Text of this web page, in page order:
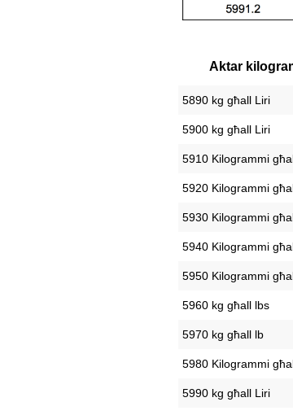
Aktar
5890 kg għall Liri
5900 kg għall Liri
5910 Kilogrammi
5920 Kilogrammi
5930 Kilogrammi
5940 Kilogrammi
5950 Kilogrammi
5960 kg għall lbs
5970 kg għall lb
5980 Kilogrammi
5990 kg għall Liri